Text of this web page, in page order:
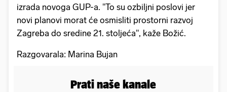
izrada novoga GUP-a. "To su ozbiljni poslovi jer
novi planovi morat će osmisliti prostorni razvoj
Zagreba do sredine 21. stoljeća", kaže Božić.
Razgovarala: Marina Bujan
Prati naše kanale